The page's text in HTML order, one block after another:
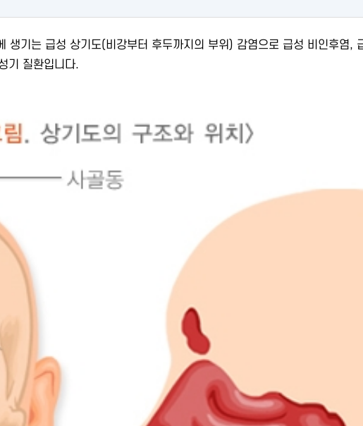
기는 급성 상기도(비강부터 후두까지의 부위) 감염으로 급성 비인후염,
기 질환입니다.